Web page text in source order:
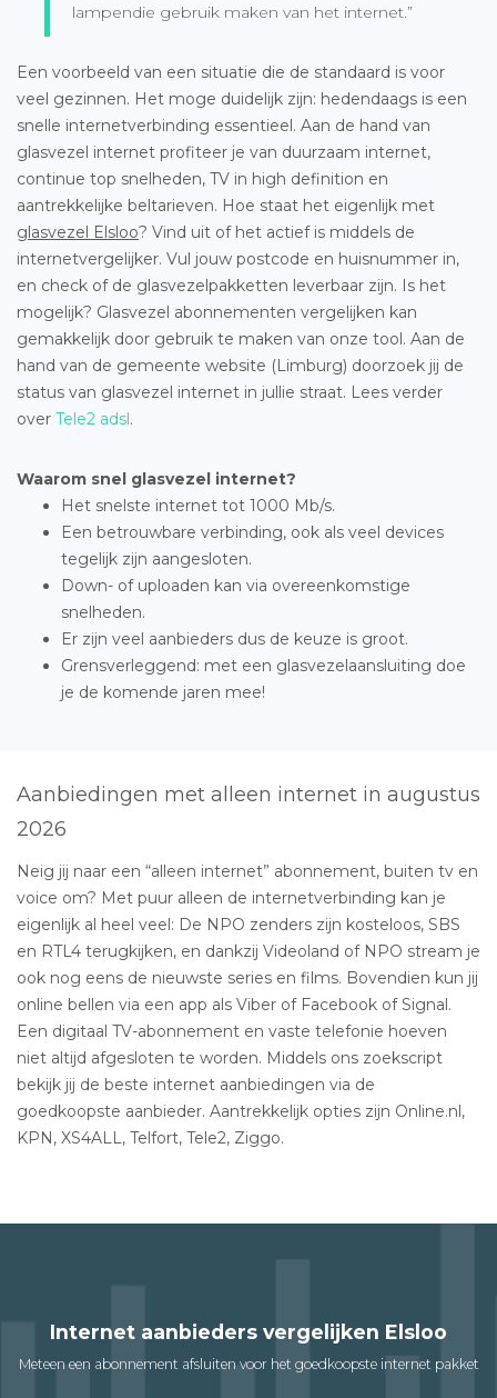
lampendie gebruik maken van het internet.”
Een voorbeeld van een situatie die de standaard is voor
veel gezinnen. Het moge duidelijk zijn: hedendaags is een
snelle internetverbinding essentieel. Aan de hand van
glasvezel internet profiteer je van duurzaam internet,
continue top snelheden, TV in high definition en
aantrekkelijke beltarieven. Hoe staat het eigenlijk met
glasvezel Elsloo? Vind uit of het actief is middels de
internetvergelijker. Vul jouw postcode en huisnummer in,
en check of de glasvezelpakketten leverbaar zijn. Is het
mogelijk? Glasvezel abonnementen vergelijken kan
gemakkelijk door gebruik te maken van onze tool. Aan de
hand van de gemeente website (Limburg) doorzoek jij de
status van glasvezel internet in jullie straat. Lees verder
over Tele2 adsl.
Waarom snel glasvezel internet?
Het snelste internet tot 1000 Mb/s.
Een betrouwbare verbinding, ook als veel devices
tegelijk zijn aangesloten.
Down- of uploaden kan via overeenkomstige
snelheden.
Er zijn veel aanbieders dus de keuze is groot.
Grensverleggend: met een glasvezelaansluiting doe
je de komende jaren mee!
Aanbiedingen met alleen internet in augustus
2026
Neig jij naar een “alleen internet” abonnement, buiten tv en
voice om? Met puur alleen de internetverbinding kan je
eigenlijk al heel veel: De NPO zenders zijn kosteloos, SBS
en RTL4 terugkijken, en dankzij Videoland of NPO stream je
ook nog eens de nieuwste series en films. Bovendien kun jij
online bellen via een app als Viber of Facebook of Signal.
Een digitaal TV-abonnement en vaste telefonie hoeven
niet altijd afgesloten te worden. Middels ons zoekscript
bekijk jij de beste internet aanbiedingen via de
goedkoopste aanbieder. Aantrekkelijk opties zijn Online.nl,
KPN, XS4ALL, Telfort, Tele2, Ziggo.
Internet aanbieders vergelijken Elsloo
Meteen een abonnement afsluiten voor het goedkoopste internet pakket